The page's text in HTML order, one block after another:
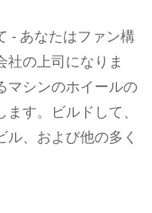
- あなたはファン構
社の上司になりま
マシンのホイールの
す。ビルドして、
、および他の多く